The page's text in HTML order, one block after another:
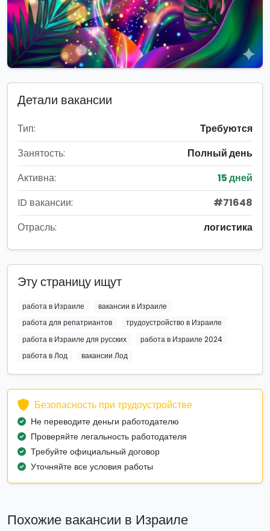
Детали вакансии
Тип:
Требуются
Занятость:
Полный день
Активна:
15 дней
ID вакансии:
#71648
Отрасль:
логистика
Эту страницу ищут
работа в Израиле
вакансии в Израиле
работа для репатриантов
трудоустройство в Израиле
работа в Израиле для русских
работа в Израиле 2024
работа в Лод
вакансии Лод
Безопасность при трудоустройстве
Не переводите деньги работодателю
Проверяйте легальность работодателя
Требуйте официальный договор
Уточняйте все условия работы
Похожие вакансии в Израиле